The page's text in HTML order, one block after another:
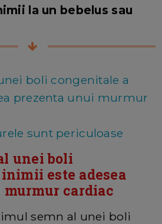
la un bebelus sau
boli congenitale a
prezenta unui murmur
sunt periculoase
unei boli
este adesea
cardiac
semn al unei boli